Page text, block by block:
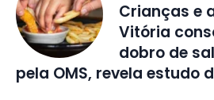
Crianças e
Vitória
dobro de
pela OMS, revela estudo